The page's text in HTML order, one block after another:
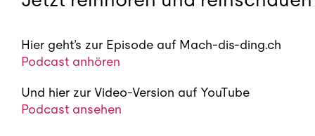
Hier geht’s zur Episode auf Mach-dis-ding.ch
Podcast anhören
Und hier zur Video-Version auf YouTube
Podcast ansehen